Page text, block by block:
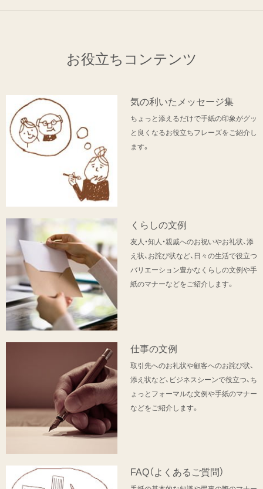
お役立ちコンテンツ
気の利いたメッセージ集
ちょっと添えるだけで手紙の印象がグッ
と良くなるお役立ちフレーズをご紹介し
ます。
くらしの文例
友人・知人・親戚へのお祝いやお礼状、添
え状、お詫び状など、日々の生活で役立つ
バリエーション豊かなくらしの文例や手
紙のマナーなどをご紹介します。
仕事の文例
取引先へのお礼状や顧客へのお詫び状、
添え状など、ビジネスシーンで役立つ、ち
ょっとフォーマルな文例や手紙のマナー
などをご紹介します。
FAQ（よくあるご質問）